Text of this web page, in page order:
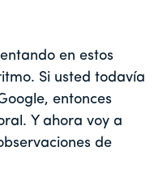
en estos
Si usted todavía
entonces
Y ahora voy a
de